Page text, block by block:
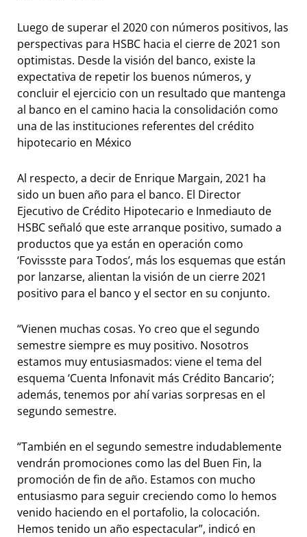
Luego de superar el 2020 con números positivos, las
perspectivas para HSBC hacia el cierre de 2021 son
optimistas. Desde la visión del banco, existe la
expectativa de repetir los buenos números, y
concluir el ejercicio con un resultado que mantenga
al banco en el camino hacia la consolidación como
una de las instituciones referentes del crédito
hipotecario en México
Al respecto, a decir de Enrique Margain, 2021 ha
sido un buen año para el banco. El Director
Ejecutivo de Crédito Hipotecario e Inmediauto de
HSBC señaló que este arranque positivo, sumado a
productos que ya están en operación como
‘Fovissste para Todos’, más los esquemas que están
por lanzarse, alientan la visión de un cierre 2021
positivo para el banco y el sector en su conjunto.
“Vienen muchas cosas. Yo creo que el segundo
semestre siempre es muy positivo. Nosotros
estamos muy entusiasmados: viene el tema del
esquema ‘Cuenta Infonavit más Crédito Bancario’;
además, tenemos por ahí varias sorpresas en el
segundo semestre.
“También en el segundo semestre indudablemente
vendrán promociones como las del Buen Fin, la
promoción de fin de año. Estamos con mucho
entusiasmo para seguir creciendo como lo hemos
venido haciendo en el portafolio, la colocación.
Hemos tenido un año espectacular”, indicó en